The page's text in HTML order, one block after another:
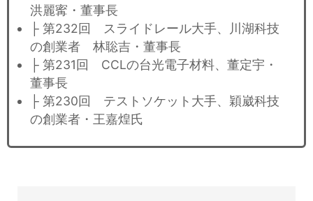
洪麗寗・董事長
├ 第232回 スライドレール大手、川湖科技
の創業者 林聡吉・董事長
├ 第231回 CCLの台光電子材料、董定宇・
董事長
├ 第230回 テストソケット大手、穎崴科技
の創業者・王嘉煌氏